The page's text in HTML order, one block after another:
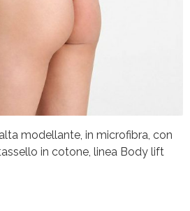
modellante, in microfibra, con
in cotone, linea Body lift